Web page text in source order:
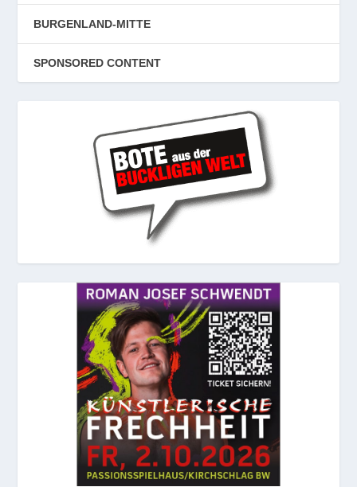
BURGENLAND-MITTE
SPONSORED CONTENT